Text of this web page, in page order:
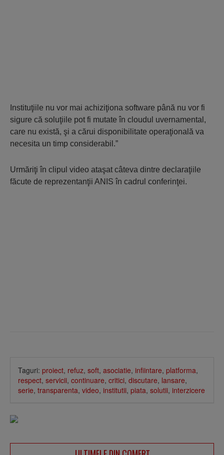
Instituţiile nu vor mai achiziţiona software până nu vor fi
sigure că soluţiile pot fi mutate în cloudul uvernamental,
care nu există, şi a cărui disponibilitate operaţională va
necesita un timp considerabil.”
Urmăriţi în clipul video ataşat câteva dintre declaraţiile
făcute de reprezentanţii ANIS în cadrul conferinţei.
Taguri: proiect, refuz, soft, asociatie, infiintare, platforma,
respect, servicii, continuare, critici, discutare, lansare,
serie, transparenta, video, institutii, piata, solutii, interzicere